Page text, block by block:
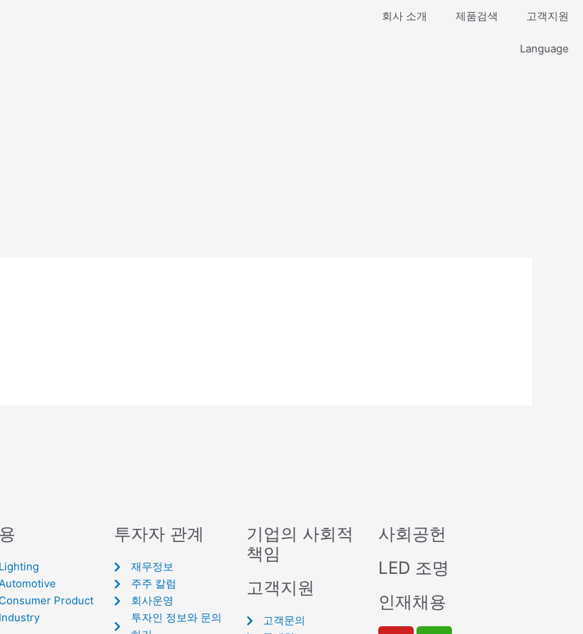
회사 소개 제품검색 고객지원
Language
Lighting
Consumer Product
Industry
투자자 관계
재무정보
주주 칼럼
회사운영
투자인 정보와 문의
기업의 사회적
책임
고객지원
고객문의
사회공헌
LED 조명
인재채용